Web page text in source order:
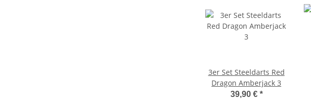
3er Set Steeldarts Red
Dragon Amberjack 3
39,90 € *